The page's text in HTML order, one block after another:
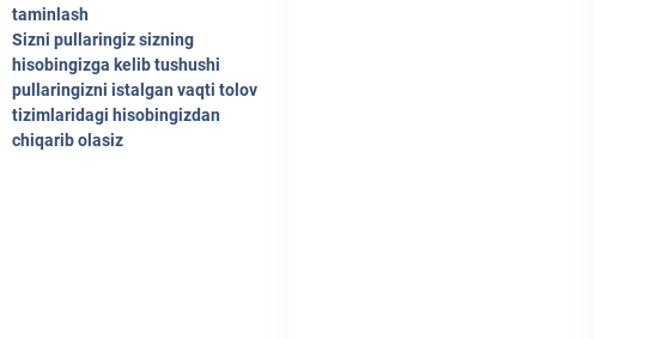
taminlash
Sizni pullaringiz sizning
hisobingizga kelib tushushi
pullaringizni istalgan vaqti tolov
tizimlaridagi hisobingizdan
chiqarib olasiz